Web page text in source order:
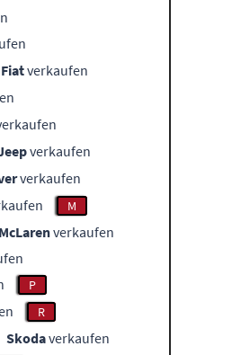
Fiatverkaufen
verkaufen
verkaufen
M
McLarenverkaufen
P
R
Skodaverkaufen